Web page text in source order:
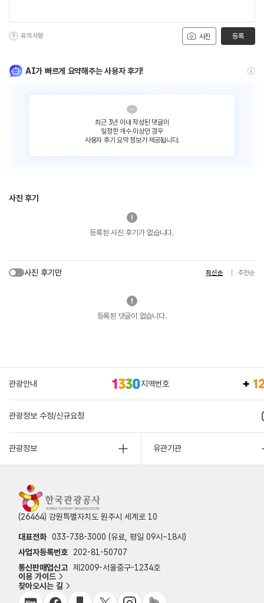
사진
유의사항 등록
AI가 빠르게 요약해주는 사용자 후기!
최근 3년 이내 작성된 댓글이
일정한 개수 이상인 경우
사용자 후기 요약 정보가 제공됩니다.
사진 후기
등록된 사진 후기가 없습니다.
사진 후기만 최신순 추천순
등록된 댓글이 없습니다.
관광안내 지역번호
관광정보 수정/신규요청
관광정보 유관기관
(26464) 강원특별자치도 원주시 세계로 10
대표전화 033-738-3000 (유료, 평일 09시~18시)
사업자등록번호
202-81-50707
통신판매업신고 제2009-서울중구-1234호
이용 가이드
찾아오시는 길